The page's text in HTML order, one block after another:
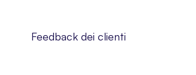
Feedback dei clienti